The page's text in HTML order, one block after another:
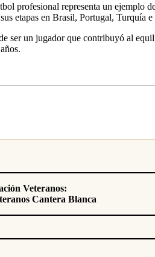
profesional representa un ejemplo
etapas en Brasil, Portugal, Turquía e
ser un jugador que contribuyó al
Veteranos:
Cantera Blanca